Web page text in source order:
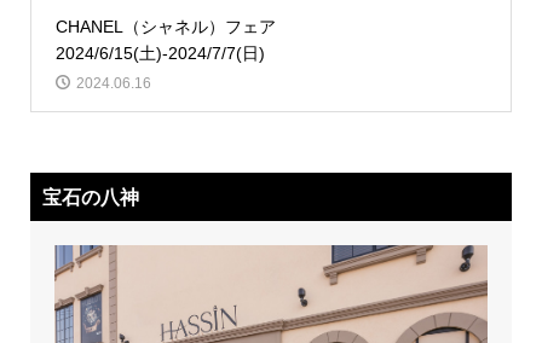
CHANEL（シャネル）フェア
2024/6/15(土)-2024/7/7(日)
2024.06.16
宝石の八神